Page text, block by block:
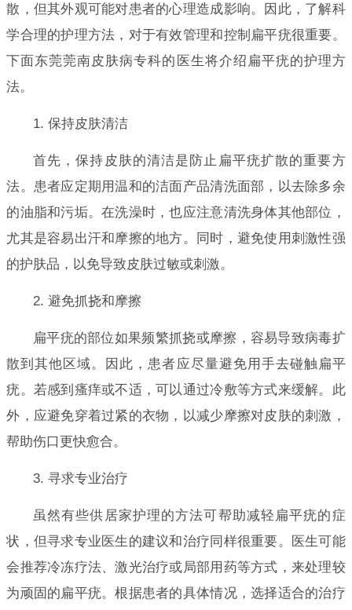
散，但其外观可能对患者的心理造成影响。因此，了解科
学合理的护理方法，对于有效管理和控制扁平疣很重要。
下面东莞莞南皮肤病专科的医生将介绍扁平疣的护理方
法。
1. 保持皮肤清洁
首先，保持皮肤的清洁是防止扁平疣扩散的重要方
法。患者应定期用温和的洁面产品清洗面部，以去除多余
的油脂和污垢。在洗澡时，也应注意清洗身体其他部位，
尤其是容易出汗和摩擦的地方。同时，避免使用刺激性强
的护肤品，以免导致皮肤过敏或刺激。
2. 避免抓挠和摩擦
扁平疣的部位如果频繁抓挠或摩擦，容易导致病毒扩
散到其他区域。因此，患者应尽量避免用手去碰触扁平
疣。若感到瘙痒或不适，可以通过冷敷等方式来缓解。此
外，应避免穿着过紧的衣物，以减少摩擦对皮肤的刺激，
帮助伤口更快愈合。
3. 寻求专业治疗
虽然有些供居家护理的方法可帮助减轻扁平疣的症
状，但寻求专业医生的建议和治疗同样很重要。医生可能
会推荐冷冻疗法、激光治疗或局部用药等方式，来处理较
为顽固的扁平疣。根据患者的具体情况，选择适合的治疗